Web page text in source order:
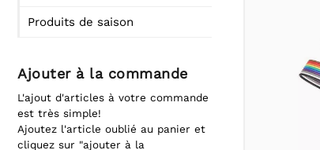
Produits de saison
Ajouter à la commande
L'ajout d'articles à votre commande
est très simple!
Ajoutez l'article oublié au panier et
cliquez sur "ajouter à la